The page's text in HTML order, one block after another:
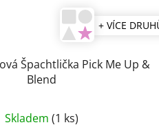
+ VÍCE
Špachtlička Pick Me Up &
Blend
hodnocení
Skladem(1 ks)